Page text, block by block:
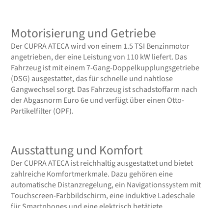
Motorisierung und Getriebe
Der CUPRA ATECA wird von einem 1.5 TSI Benzinmotor
angetrieben, der eine Leistung von 110 kW liefert. Das
Fahrzeug ist mit einem 7-Gang-Doppelkupplungsgetriebe
(DSG) ausgestattet, das für schnelle und nahtlose
Gangwechsel sorgt. Das Fahrzeug ist schadstoffarm nach
der Abgasnorm Euro 6e und verfügt über einen Otto-
Partikelfilter (OPF).
Ausstattung und Komfort
Der CUPRA ATECA ist reichhaltig ausgestattet und bietet
zahlreiche Komfortmerkmale. Dazu gehören eine
automatische Distanzregelung, ein Navigationssystem mit
Touchscreen-Farbbildschirm, eine induktive Ladeschale